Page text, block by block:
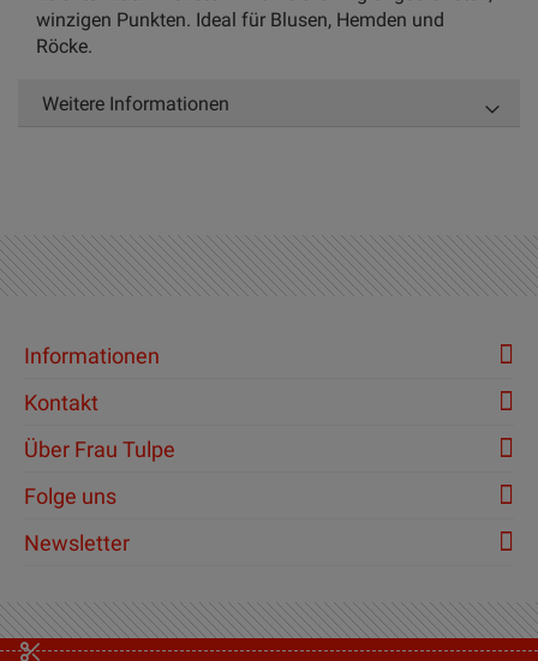
winzigen Punkten. Ideal für Blusen, Hemden und
Röcke.
Weitere Informationen
Informationen
Kontakt
Über Frau Tulpe
Folge uns
Newsletter